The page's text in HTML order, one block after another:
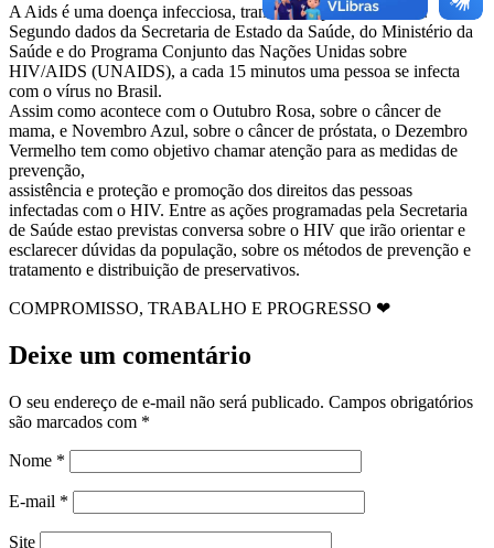
A Aids é uma doença infecciosa, transmitida pelo vírus HIV.
Segundo dados da Secretaria de Estado da Saúde, do Ministério da
Saúde e do Programa Conjunto das Nações Unidas sobre
HIV/AIDS (UNAIDS), a cada 15 minutos uma pessoa se infecta
com o vírus no Brasil.
Assim como acontece com o Outubro Rosa, sobre o câncer de
mama, e Novembro Azul, sobre o câncer de próstata, o Dezembro
Vermelho tem como objetivo chamar atenção para as medidas de
prevenção,
assistência e proteção e promoção dos direitos das pessoas
infectadas com o HIV. Entre as ações programadas pela Secretaria
de Saúde estao previstas conversa sobre o HIV que irão orientar e
esclarecer dúvidas da população, sobre os métodos de prevenção e
tratamento e distribuição de preservativos.
COMPROMISSO, TRABALHO E PROGRESSO ❤
Deixe um comentário
O seu endereço de e-mail não será publicado. Campos obrigatórios
são marcados com *
Nome *
E-mail *
Site